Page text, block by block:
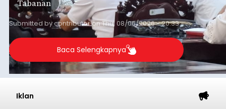
Tabanan
Submitted bycontributoronThu, 08/06/2026 - 20:33
Baca Selengkapnya
Iklan